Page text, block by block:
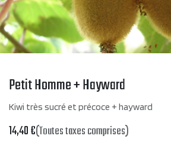
Petit Homme + Hayward
Kiwi très sucré et précoce + hayward
14,40€(Toutes taxes comprises)